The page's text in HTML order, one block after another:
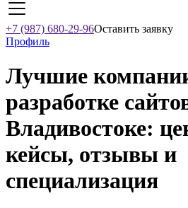
+7 (987) 680-29-96Оставить заявку
Профиль
Лучшие
разработке
Владивостоке:
кейсы, отзывы и
специализация